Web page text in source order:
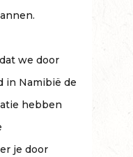
we door
in Namibië de
hebben
je door